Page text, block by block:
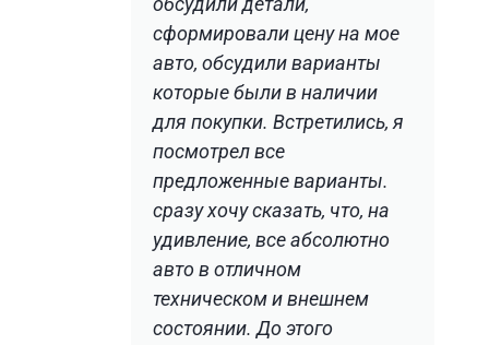
сформировали цену на мое
авто, обсудили варианты
которые были в наличии
для покупки. Встретились, я
посмотрел все
предложенные варианты.
сразу хочу сказать, что, на
удивление, все абсолютно
авто в отличном
техническом и внешнем
состоянии. До этого